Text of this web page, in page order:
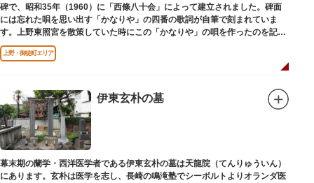
碑で、昭和35年（1960）に「西條八十会」によって建立されました。碑面
には忘れた唄を思い出す「かなりや」の四番の歌詞が自筆で刻まれていま
す。上野東照宮を散策していた時にこの「かなりや」の唄を作ったのを記念
してこの地に建てられました。
上野・御徒町エリア
伊東玄朴の墓
幕末期の蘭学・西洋医学者である伊東玄朴の墓は天龍院（てんりゅういん）
にあります。玄朴は医学を志し、長崎の鳴滝塾でシーボルトよりオランダ医